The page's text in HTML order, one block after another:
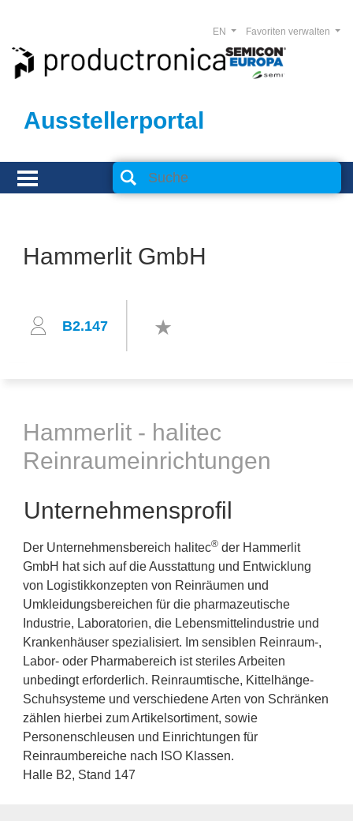
Ausstellerportal
Favoriten verwalten
EN
Hammerlit GmbH
B2.147
Hammerlit - halitec
Reinraumeinrichtungen
Unternehmensprofil
Der Unternehmensbereich halitec® der Hammerlit
GmbH hat sich auf die Ausstattung und Entwicklung
von Logistikkonzepten von Reinräumen und
Umkleidungsbereichen für die pharmazeutische
Industrie, Laboratorien, die Lebensmittelindustrie und
Krankenhäuser spezialisiert. Im sensiblen Reinraum-,
Labor- oder Pharmabereich ist steriles Arbeiten
unbedingt erforderlich. Reinraumtische, Kittelhänge-
Schuhsysteme und verschiedene Arten von Schränken
zählen hierbei zum Artikelsortiment, sowie
Personenschleusen und Einrichtungen für
Reinraumbereiche nach ISO Klassen.
Halle B2, Stand 147